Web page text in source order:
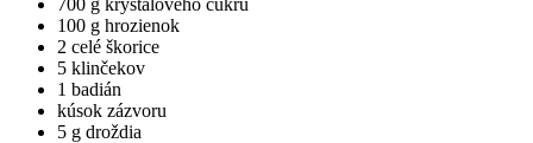
100 g hrozienok
2 celé škorice
5 klinčekov
1 badián
kúsok zázvoru
5 g droždia